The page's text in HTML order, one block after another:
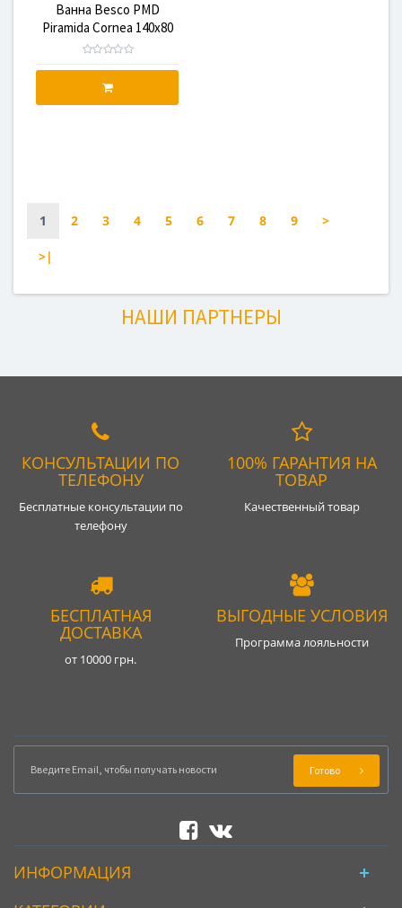
Ванна Besco PMD
Piramida Cornea 140x80
Левая
1 2 3 4 5 6 7 8 9 >
>|
НАШИ ПАРТНЕРЫ
КОНСУЛЬТАЦИИ ПО
ТЕЛЕФОНУ
Бесплатные консультации по
телефону
100% ГАРАНТИЯ НА
ТОВАР
Качественный товар
БЕСПЛАТНАЯ
ДОСТАВКА
от 10000 грн.
ВЫГОДНЫЕ УСЛОВИЯ
Программа лояльности
Готово
ИНФОРМАЦИЯ